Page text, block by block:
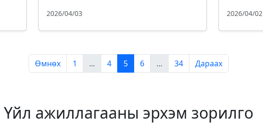
2026/04/03 2026/04/02
Өмнөх 1 ... 4 5 6 ... 34 Дараах
Үйл ажиллагааны эрхэм зорилго